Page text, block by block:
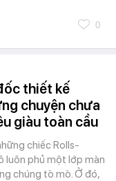
0
thiết kế
chuyện chưa
giàu toàn cầu
chiếc Rolls-
luôn phủ một lớp màn
chúng tò mò. Ở đó,